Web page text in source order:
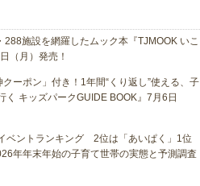
施設を網羅したムック本『TJMOOK いこ
（月）発売！
ーポン」付き！1年間“くり返し”使える、子
キッズパークGUIDE BOOK』7月6日
ベントランキング 2位は「あいぱく」1位
年年末年始の子育て世帯の実態と予測調査